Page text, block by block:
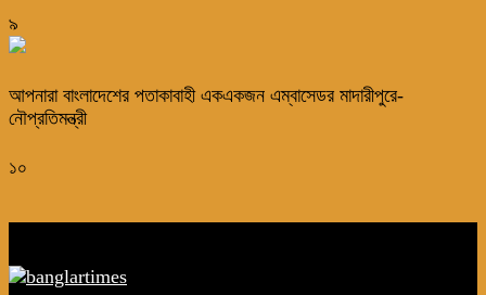
৯
আপনারা বাংলাদেশের পতাকাবাহী একএকজন এম্বাসেডর মাদারীপুরে-
নৌপ্রতিমন্ত্রী
১০